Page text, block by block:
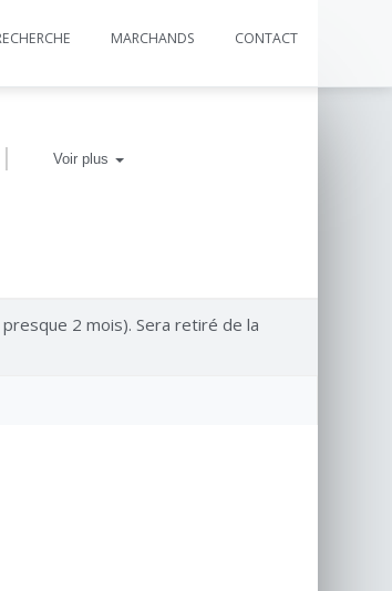
MARCHANDS CONTACT
| Voir plus
2 mois). Sera retiré de la